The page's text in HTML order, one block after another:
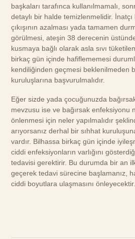
başkaları tarafınca kullanılmamalı,
detaylı bir halde temizlenmelidir.
çıkışının azalması yada tamamen
görülmesi, ateşin 38 derecenin
kusmaya bağlı olarak asla sıvı
birkaç gün içinde hafiflememesi
kendiliğinden geçmesi beklenilmeden
kuruluşlarına başvurulmalıdır.
Eğer sizde yada çocuğunuzda
mevzusu ise ve bağırsak enfeksiyonu
önlenmesi için neler yapılmalıdır
arıyorsanız derhal bir sıhhat
vardır. Bilhassa birkaç gün içinde
ciddi enfeksiyonların varlığını
tedavisi gerektirir. Bu durumda bir an
geçerek tedavi sürecine başlamanız,
ciddi boyutlara ulaşmasını önleyecektir.